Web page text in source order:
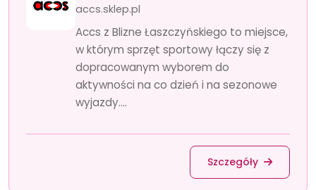
accs.sklep.pl
Accs z Blizne Łaszczyńskiego to miejsce,
w którym sprzęt sportowy łączy się z
dopracowanym wyborem do
aktywności na co dzień i na sezonowe
wyjazdy....
Szczegóły